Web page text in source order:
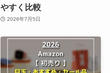
やすく比較
2026年7月5日